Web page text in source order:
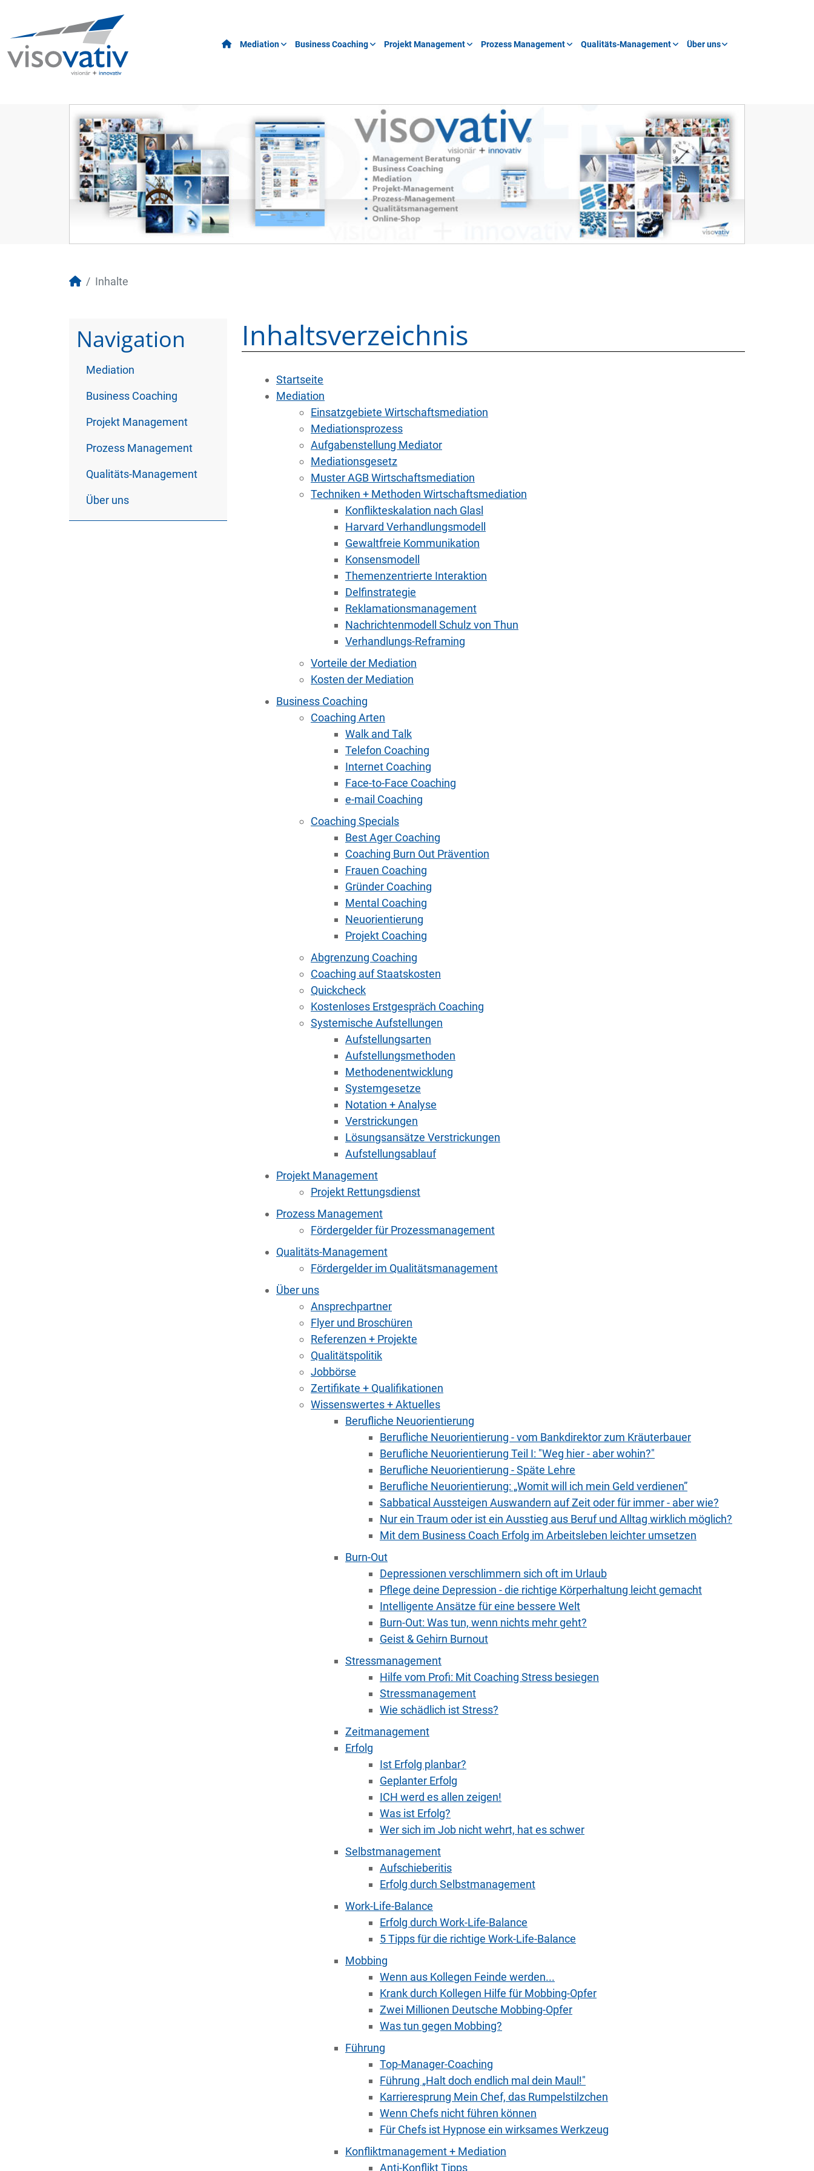
Mediation Business Coaching Projekt Management Prozess Management Qualitäts-Management Über uns
Inhalte
Navigation
Mediation
Business Coaching
Projekt Management
Prozess Management
Qualitäts-Management
Über uns
Inhaltsverzeichnis
Startseite
Mediation
Einsatzgebiete Wirtschaftsmediation
Mediationsprozess
Aufgabenstellung Mediator
Mediationsgesetz
Muster AGB Wirtschaftsmediation
Techniken + Methoden Wirtschaftsmediation
Konflikteskalation nach Glasl
Harvard Verhandlungsmodell
Gewaltfreie Kommunikation
Konsensmodell
Themenzentrierte Interaktion
Delfinstrategie
Reklamationsmanagement
Nachrichtenmodell Schulz von Thun
Verhandlungs-Reframing
Vorteile der Mediation
Kosten der Mediation
Business Coaching
Coaching Arten
Walk and Talk
Telefon Coaching
Internet Coaching
Face-to-Face Coaching
e-mail Coaching
Coaching Specials
Best Ager Coaching
Coaching Burn Out Prävention
Frauen Coaching
Gründer Coaching
Mental Coaching
Neuorientierung
Projekt Coaching
Abgrenzung Coaching
Coaching auf Staatskosten
Quickcheck
Kostenloses Erstgespräch Coaching
Systemische Aufstellungen
Aufstellungsarten
Aufstellungsmethoden
Methodenentwicklung
Systemgesetze
Notation + Analyse
Verstrickungen
Lösungsansätze Verstrickungen
Aufstellungsablauf
Projekt Management
Projekt Rettungsdienst
Prozess Management
Fördergelder für Prozessmanagement
Qualitäts-Management
Fördergelder im Qualitätsmanagement
Über uns
Ansprechpartner
Flyer und Broschüren
Referenzen + Projekte
Qualitätspolitik
Jobbörse
Zertifikate + Qualifikationen
Wissenswertes + Aktuelles
Berufliche Neuorientierung
Berufliche Neuorientierung - vom Bankdirektor zum Kräuterbauer
Berufliche Neuorientierung Teil I: "Weg hier - aber wohin?"
Berufliche Neuorientierung - Späte Lehre
Berufliche Neuorientierung: „Womit will ich mein Geld verdienen”
Sabbatical Aussteigen Auswandern auf Zeit oder für immer - aber wie?
Nur ein Traum oder ist ein Ausstieg aus Beruf und Alltag wirklich möglich?
Mit dem Business Coach Erfolg im Arbeitsleben leichter umsetzen
Burn-Out
Depressionen verschlimmern sich oft im Urlaub
Pflege deine Depression - die richtige Körperhaltung leicht gemacht
Intelligente Ansätze für eine bessere Welt
Burn-Out: Was tun, wenn nichts mehr geht?
Geist & Gehirn Burnout
Stressmanagement
Hilfe vom Profi: Mit Coaching Stress besiegen
Stressmanagement
Wie schädlich ist Stress?
Zeitmanagement
Erfolg
Ist Erfolg planbar?
Geplanter Erfolg
ICH werd es allen zeigen!
Was ist Erfolg?
Wer sich im Job nicht wehrt, hat es schwer
Selbstmanagement
Aufschieberitis
Erfolg durch Selbstmanagement
Work-Life-Balance
Erfolg durch Work-Life-Balance
5 Tipps für die richtige Work-Life-Balance
Mobbing
Wenn aus Kollegen Feinde werden...
Krank durch Kollegen Hilfe für Mobbing-Opfer
Zwei Millionen Deutsche Mobbing-Opfer
Was tun gegen Mobbing?
Führung
Top-Manager-Coaching
Führung „Halt doch endlich mal dein Maul!"
Karrieresprung Mein Chef, das Rumpelstilzchen
Wenn Chefs nicht führen können
Für Chefs ist Hypnose ein wirksames Werkzeug
Konfliktmanagement + Mediation
Anti-Konflikt Tipps